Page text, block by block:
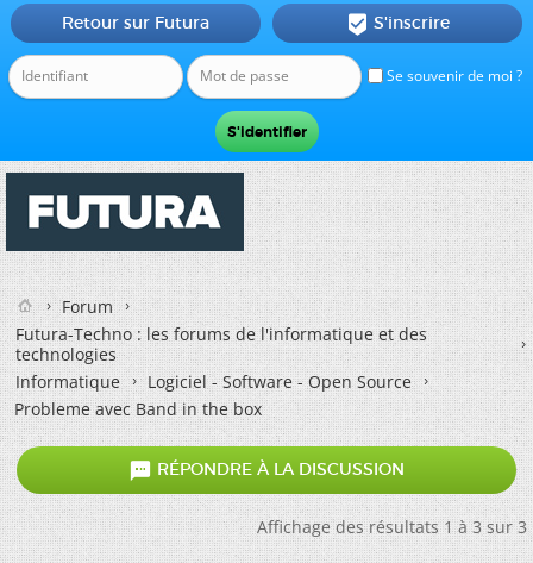
Se souvenir de moi ?
Retour sur Futura  S'inscrire
Forum
Futura-Techno : les forums de l'informatique et des
technologies
Informatique
Logiciel - Software - Open Source
Probleme avec Band in the box
 RÉPONDRE À LA DISCUSSION
Affichage des résultats 1 à 3 sur 3